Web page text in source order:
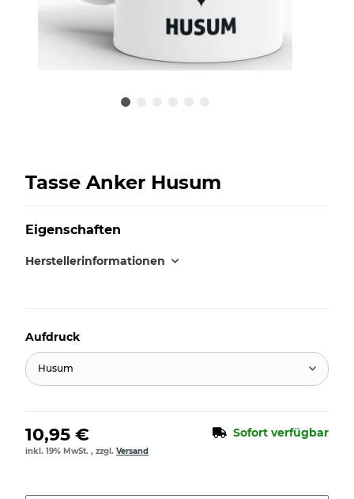
Tasse Anker Husum
Eigenschaften
Herstellerinformationen
Aufdruck
Husum
10,95 € Sofort verfügbar
inkl. 19% MwSt. , zzgl. Versand